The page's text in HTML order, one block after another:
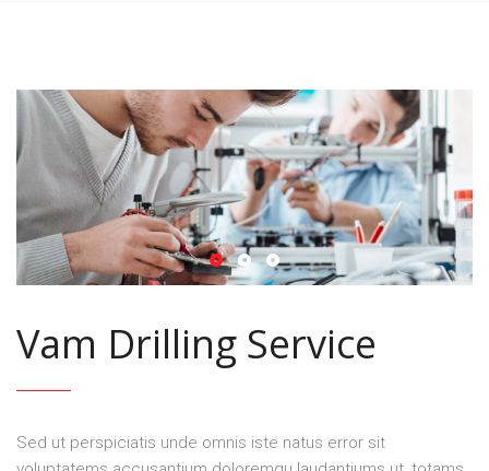
Vam Drilling Service
Sed ut perspiciatis unde omnis iste natus error sit